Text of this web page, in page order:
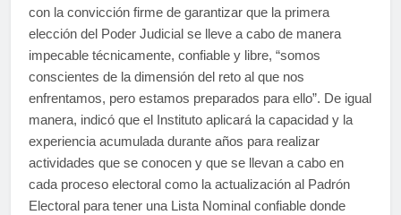
con la convicción firme de garantizar que la primera
elección del Poder Judicial se lleve a cabo de manera
impecable técnicamente, confiable y libre, “somos
conscientes de la dimensión del reto al que nos
enfrentamos, pero estamos preparados para ello”. De igual
manera, indicó que el Instituto aplicará la capacidad y la
experiencia acumulada durante años para realizar
actividades que se conocen y que se llevan a cabo en
cada proceso electoral como la actualización al Padrón
Electoral para tener una Lista Nominal confiable donde